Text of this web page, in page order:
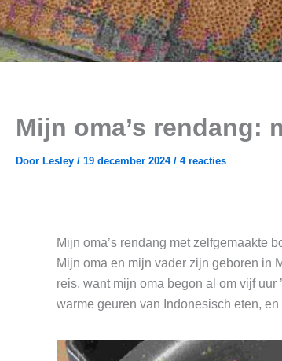
Mijn oma’s rendang:
Door Lesley / 19 december 2024 / 4 reacties
Mijn oma’s rendang met zelfgemaakte
Mijn oma en mijn vader zijn geboren in
reis, want mijn oma begon al om vijf
warme geuren van Indonesisch eten,